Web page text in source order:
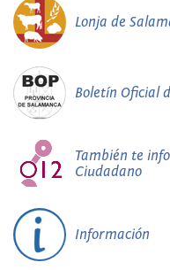
Lonja de
Boletín Oficial
También te
Ciudadano
Información